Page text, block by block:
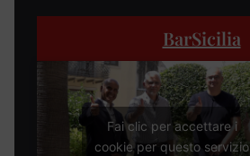
BarSicilia
Fai clic per accettare i
cookie per questo servizio